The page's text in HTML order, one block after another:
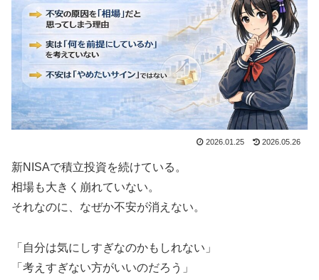
2026.01.25 2026.05.26
新NISAで積立投資を続けている。
相場も大きく崩れていない。
それなのに、なぜか不安が消えない。
「自分は気にしすぎなのかもしれない」
「考えすぎない方がいいのだろう」